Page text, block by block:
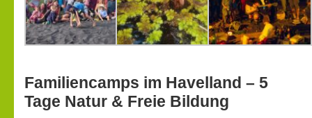
Familiencamps im Havelland – 5
Tage Natur & Freie Bildung